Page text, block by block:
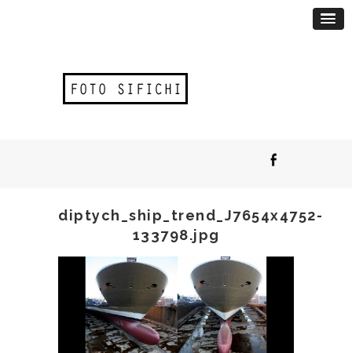
diptych_ship_trend_J7654x4752-
133798.jpg